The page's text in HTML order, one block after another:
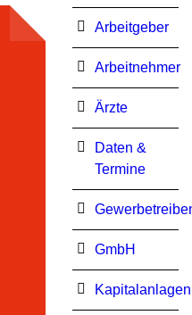
Arbeitgeber
Arbeitnehmer
Ärzte
Daten &
Termine
GmbH
Kapitalanlagen